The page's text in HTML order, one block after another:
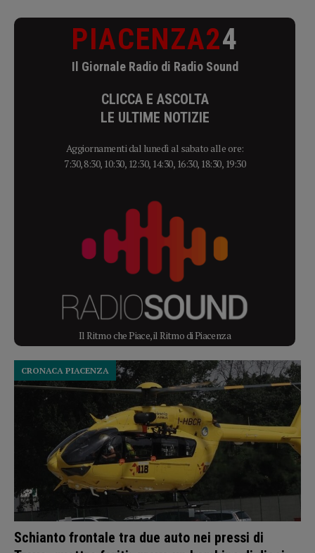
PIACENZA24
Il Giornale Radio di Radio Sound
CLICCA E ASCOLTA
LE ULTIME NOTIZIE
Aggiornamenti dal lunedì al sabato alle ore:
7:30, 8:30, 10:30, 12:30, 14:30, 16:30, 18:30, 19:30
Il Ritmo che Piace, il Ritmo di Piacenza
Schianto frontale tra due auto nei pressi di
CRONACA PIACENZA